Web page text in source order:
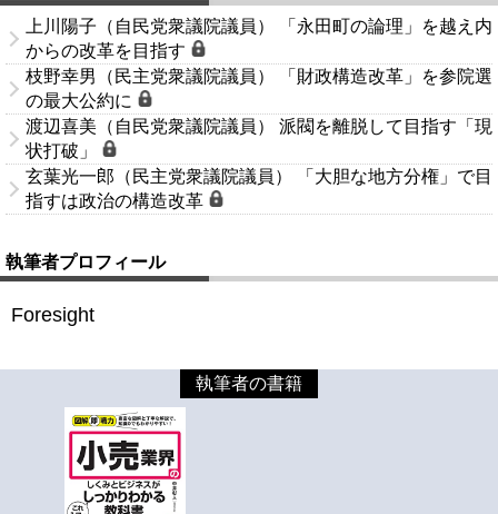
上川陽子（自民党衆議院議員） 「永田町の論理」を越え内
からの改革を目指す
枝野幸男（民主党衆議院議員） 「財政構造改革」を参院選
の最大公約に
渡辺喜美（自民党衆議院議員） 派閥を離脱して目指す「現
状打破」
玄葉光一郎（民主党衆議院議員） 「大胆な地方分権」で目
指すは政治の構造改革
執筆者プロフィール
Foresight
執筆者の書籍